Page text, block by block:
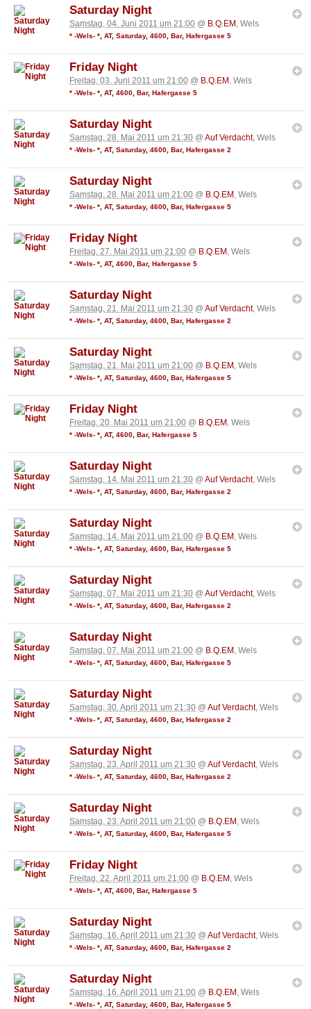
Saturday Night
Samstag, 04. Juni 2011 um 21:00 @ B.Q.EM , Wels
* -Wels- * AT, Saturday, 4600 Bar, Hafergasse 5
Friday Night
Freitag, 03. Juni 2011 um 21:00 @ B.Q.EM , Wels
* -Wels- * AT, 4600 Bar, Hafergasse 5
Saturday Night
Samstag, 28. Mai 2011 um 21:30 @ Auf Verdacht, Wels
* -Wels- * AT, Saturday, 4600 Bar, Hafergasse 2
Saturday Night
Samstag, 28. Mai 2011 um 21:00 @ B.Q.EM , Wels
* -Wels- * AT, Saturday, 4600 Bar, Hafergasse 5
Friday Night
Freitag, 27. Mai 2011 um 21:00 @ B.Q.EM , Wels
* -Wels- * AT, 4600 Bar, Hafergasse 5
Saturday Night
Samstag, 21. Mai 2011 um 21:30 @ Auf Verdacht, Wels
* -Wels- * AT, Saturday, 4600 Bar, Hafergasse 2
Saturday Night
Samstag, 21. Mai 2011 um 21:00 @ B.Q.EM , Wels
* -Wels- * AT, Saturday, 4600 Bar, Hafergasse 5
Friday Night
Freitag, 20. Mai 2011 um 21:00 @ B.Q.EM , Wels
* -Wels- * AT, 4600 Bar, Hafergasse 5
Saturday Night
Samstag, 14. Mai 2011 um 21:30 @ Auf Verdacht, Wels
* -Wels- * AT, Saturday, 4600 Bar, Hafergasse 2
Saturday Night
Samstag, 14. Mai 2011 um 21:00 @ B.Q.EM , Wels
* -Wels- * AT, Saturday, 4600 Bar, Hafergasse 5
Saturday Night
Samstag, 07. Mai 2011 um 21:30 @ Auf Verdacht, Wels
* -Wels- * AT, Saturday, 4600 Bar, Hafergasse 2
Saturday Night
Samstag, 07. Mai 2011 um 21:00 @ B.Q.EM , Wels
* -Wels- * AT, Saturday, 4600 Bar, Hafergasse 5
Saturday Night
Samstag, 30. April 2011 um 21:30 @ Auf Verdacht, Wels
* -Wels- * AT, Saturday, 4600 Bar, Hafergasse 2
Saturday Night
Samstag, 23. April 2011 um 21:30 @ Auf Verdacht, Wels
* -Wels- * AT, Saturday, 4600 Bar, Hafergasse 2
Saturday Night
Samstag, 23. April 2011 um 21:00 @ B.Q.EM , Wels
* -Wels- * AT, Saturday, 4600 Bar, Hafergasse 5
Friday Night
Freitag, 22. April 2011 um 21:00 @ B.Q.EM , Wels
* -Wels- * AT, 4600 Bar, Hafergasse 5
Saturday Night
Samstag, 16. April 2011 um 21:30 @ Auf Verdacht, Wels
* -Wels- * AT, Saturday, 4600 Bar, Hafergasse 2
Saturday Night
Samstag, 16. April 2011 um 21:00 @ B.Q.EM , Wels
* -Wels- * AT, Saturday, 4600 Bar, Hafergasse 5